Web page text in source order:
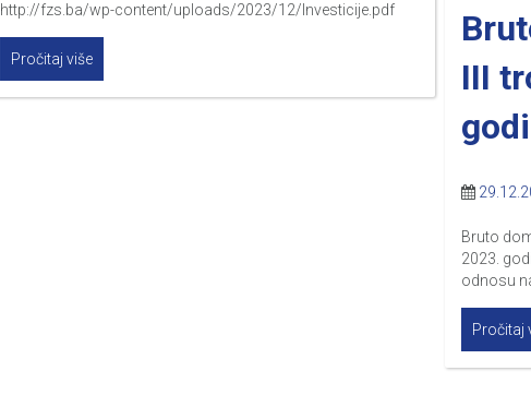
III
Bruto
2023.
odnosu
Pročitaj
http://fzs.ba/wp-content/uploads/2023/12/Investicije.pdf
Pročitaj više